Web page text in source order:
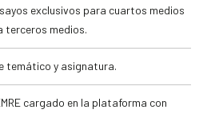
exclusivos para cuartos medios
terceros medios.
temático y asignatura.
cargado en la plataforma con